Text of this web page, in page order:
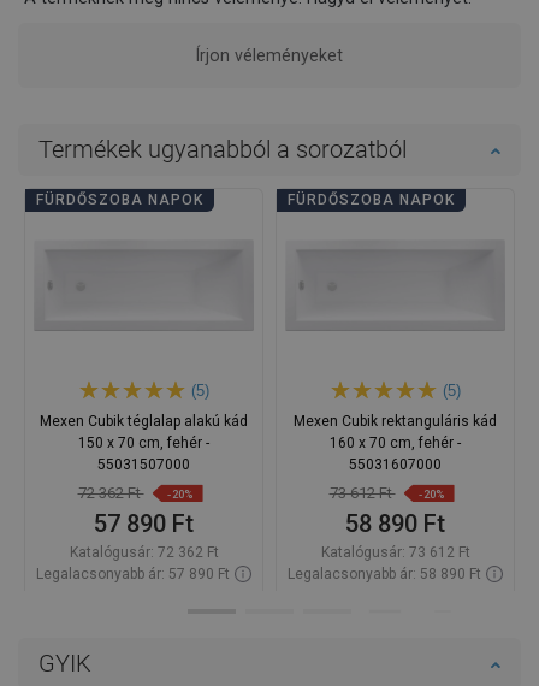
GYIK
Írjon véleményeket
Termékek ugyanabból a sorozatból
FÜRDŐSZOBA NAPOK
(5)
Mexen Cubik téglalap alakú kád
150 x 70 cm, fehér -
55031507000
72 362 Ft -20%
57 890 Ft
Katalógusár: 72 362 Ft
Legalacsonyabb ár: 57 890 Ft
FÜRDŐSZOBA NAPOK
(5)
Mexen Cubik rektanguláris kád
160 x 70 cm, fehér -
55031607000
73 612 Ft -20%
58 890 Ft
Katalógusár: 73 612 Ft
Legalacsonyabb ár: 58 890 Ft